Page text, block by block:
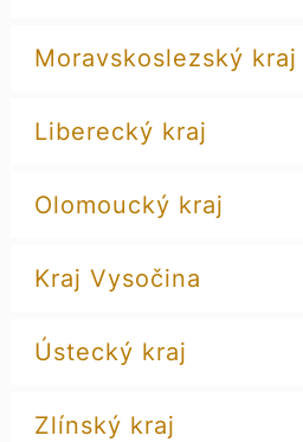
Moravskoslezský kraj
Liberecký kraj
Olomoucký kraj
Kraj Vysočina
Ústecký kraj
Zlínský kraj